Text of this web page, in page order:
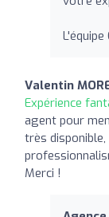
L'équipe
Valentin
Expérience
agent pour
très
Merci !